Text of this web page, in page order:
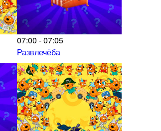
07:00 - 07:05
Развлечёба